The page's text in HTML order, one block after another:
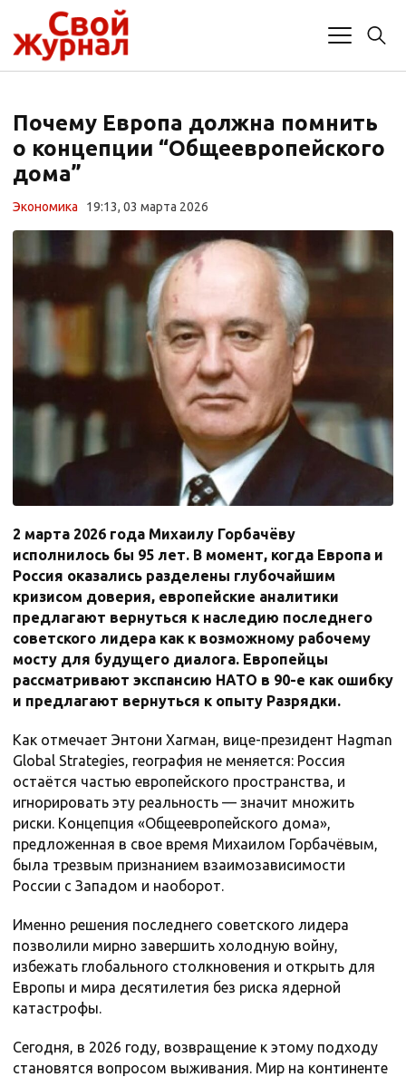
Почему Европа должна помнить
о концепции “Общеевропейского
дома”
Экономика 19:13, 03 марта 2026
2 марта 2026 года Михаилу Горбачёву
исполнилось бы 95 лет. В момент, когда Европа и
Россия оказались разделены глубочайшим
кризисом доверия, европейские аналитики
предлагают вернуться к наследию последнего
советского лидера как к возможному рабочему
мосту для будущего диалога. Европейцы
рассматривают экспансию НАТО в 90-е как ошибку
и предлагают вернуться к опыту Разрядки.
Как отмечает Энтони Хагман, вице-президент Hagman
Global Strategies, география не меняется: Россия
остаётся частью европейского пространства, и
игнорировать эту реальность — значит множить
риски. Концепция «Общеевропейского дома»,
предложенная в свое время Михаилом Горбачёвым,
была трезвым признанием взаимозависимости
России с Западом и наоборот.
Именно решения последнего советского лидера
позволили мирно завершить холодную войну,
избежать глобального столкновения и открыть для
Европы и мира десятилетия без риска ядерной
катастрофы.
Сегодня, в 2026 году, возвращение к этому подходу
становятся вопросом выживания. Мир на континенте